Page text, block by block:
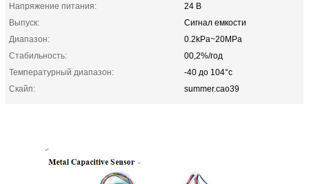
Напряжение питания:
24 В
Выпуск:
Сигнал емкости
Диапазон:
0.2kPa~20MPa
Стабильность:
00,2%/год
Температурный диапазон:
-40 до 104°c
Скайп:
summer.cao39